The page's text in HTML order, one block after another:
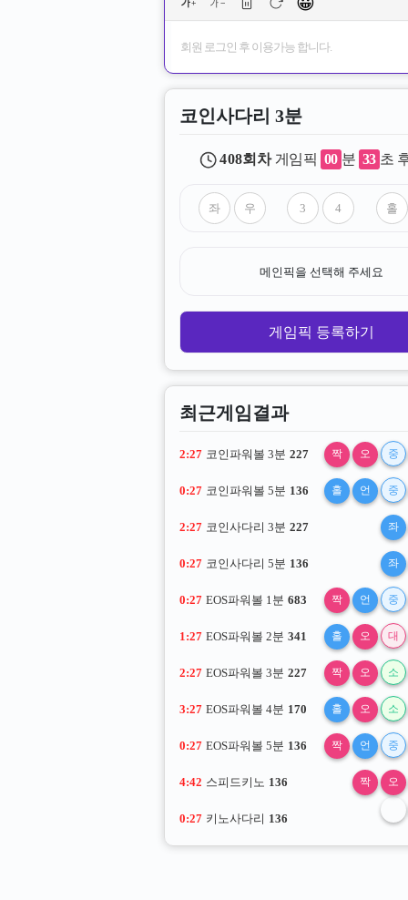
회원 로그인 후 이용가능 합니다.
코인사다리 3분
408회차게임픽 00 분 33 초
메인픽을 선택해 주세요
게임픽 등록하기
최근게임결과
2:26 코인파워볼 3분 227 짝 오 중
0:26 코인파워볼 5분 136 홀 언 중
2:26 코인사다리 3분 227 좌
0:26 코인사다리 5분 136 좌
0:26 EOS파워볼 1분 683 짝 언 중
1:26 EOS파워볼 2분 341 홀 오 대
2:26 EOS파워볼 3분 227 짝 오 소
3:26 EOS파워볼 4분 170 홀 오 소
0:26 EOS파워볼 5분 136 짝 언 중
4:41 스피드키노 136 짝 오
0:26 키노사다리 136